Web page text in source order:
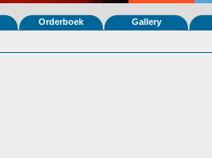
Orderboek Gallery